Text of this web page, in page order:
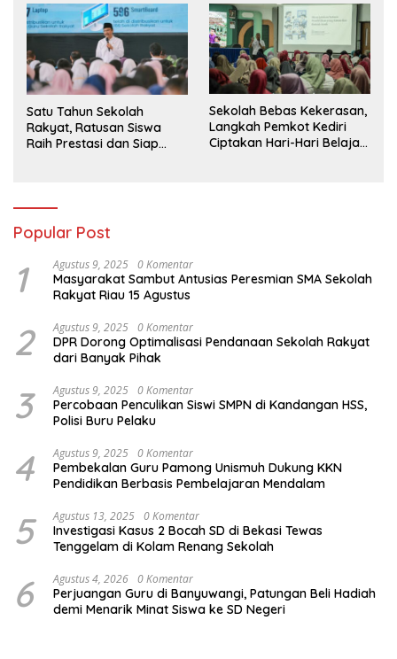
Satu Tahun Sekolah
Rakyat, Ratusan Siswa
Raih Prestasi dan Siap
Sekolah Bebas Kekerasan,
Langkah Pemkot Kediri
Ciptakan Hari-Hari Belajar
Popular Post
1 Agustus 9, 2025 0 Komentar
Masyarakat Sambut Antusias Peresmian SMA Sekolah
Rakyat Riau 15 Agustus
2 Agustus 9, 2025 0 Komentar
DPR Dorong Optimalisasi Pendanaan Sekolah Rakyat
dari Banyak Pihak
3 Agustus 9, 2025 0 Komentar
Percobaan Penculikan Siswi SMPN di Kandangan HSS,
Polisi Buru Pelaku
4 Agustus 9, 2025 0 Komentar
Pembekalan Guru Pamong Unismuh Dukung KKN
Pendidikan Berbasis Pembelajaran Mendalam
5 Agustus 13, 2025 0 Komentar
Investigasi Kasus 2 Bocah SD di Bekasi Tewas
Tenggelam di Kolam Renang Sekolah
6 Agustus 4, 2026 0 Komentar
Perjuangan Guru di Banyuwangi, Patungan Beli Hadiah
demi Menarik Minat Siswa ke SD Negeri